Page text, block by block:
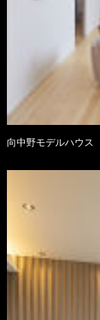
向中野モデルハウス